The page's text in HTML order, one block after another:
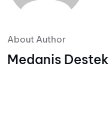
About Author
Medanis Destek